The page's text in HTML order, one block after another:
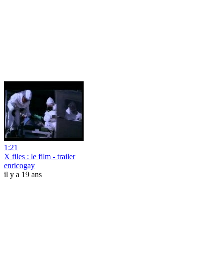
1:21
X files : le film - trailer
enricogay
il y a 19 ans